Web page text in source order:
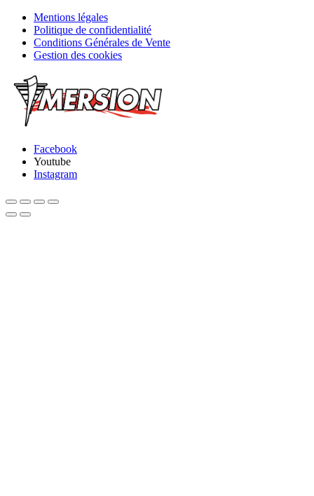
Mentions légales
Politique de confidentialité
Conditions Générales de Vente
Gestion des cookies
Facebook
Youtube
Instagram